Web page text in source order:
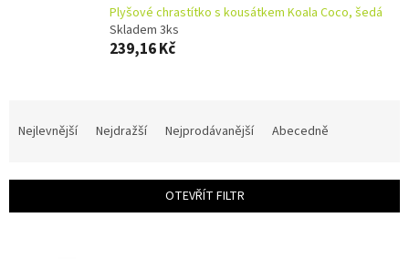
Plyšové chrastítko s kousátkem Koala Coco, šedá
Skladem 3ks
239,16 Kč
í
Nejlevnější Nejdražší Nejprodávanější Abecedně
OTEVŘÍT FILTR